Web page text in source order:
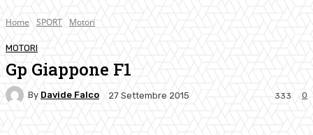
Home SPORT Motori
MOTORI
Gp Giappone F1
By Davide Falco 27 Settembre 2015 0
333